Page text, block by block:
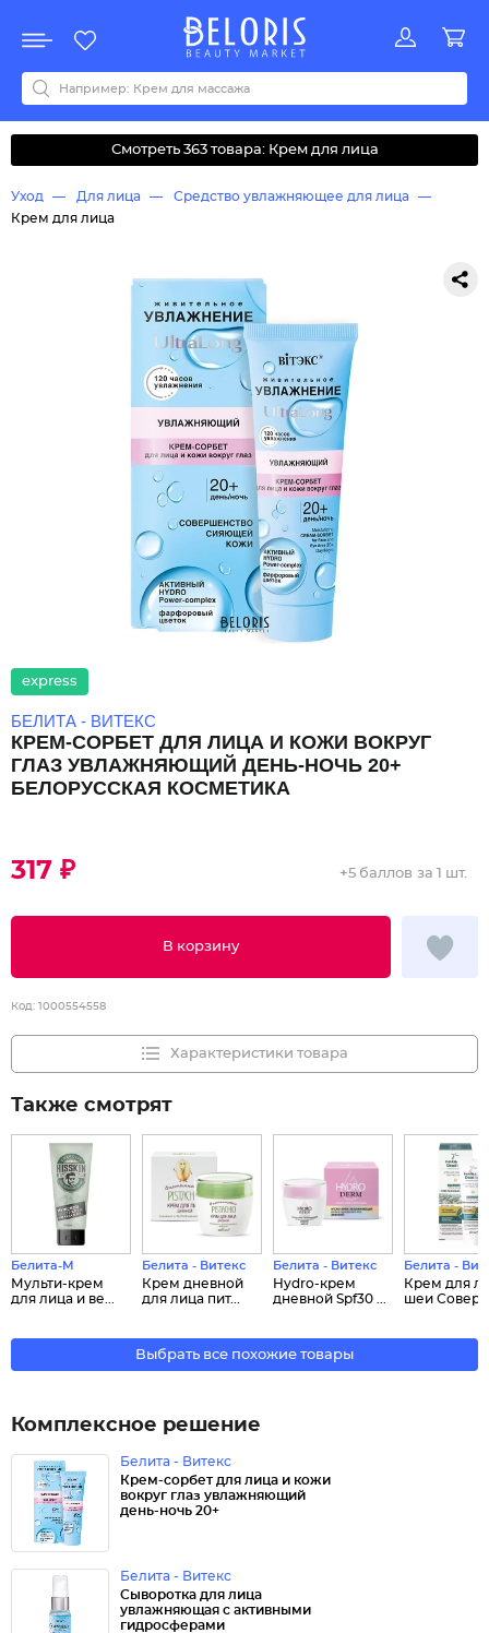
Акции
Все бренды
0-9ABCDEFGHIJKLMNOPQRSTUVWYZАБВДЗИМОКЛНПРСТУФ
Смотреть 363 товара: Крем для лица
Уход Для лица
Средство увлажняющее для лица
Крем для лица
express
БЕЛИТА - ВИТЕКС
КРЕМ-СОРБЕТ ДЛЯ ЛИЦА И КОЖИ ВОКРУГ
ГЛАЗ УВЛАЖНЯЮЩИЙ ДЕНЬ-НОЧЬ 20+
БЕЛОРУССКАЯ КОСМЕТИКА
317 ₽
В корзину
+5 баллов за 1 шт.
Код: 1000554558
Характеристики товара
Также смотрят
Белита-М
Мульти-крем
для лица и ве...
Белита - Витекс
Крем дневной
для лица пит...
Белита - Витекс
Hydro-крем
дневной Spf30 ...
Белита -
Крем для
шеи Совер...
Выбрать все похожие товары
Комплексное решение
Белита - Витекс
Крем-сорбет для лица и кожи
вокруг глаз увлажняющий
день-ночь 20+
Белита - Витекс
Сыворотка для лица
увлажняющая с активными
гидросферами